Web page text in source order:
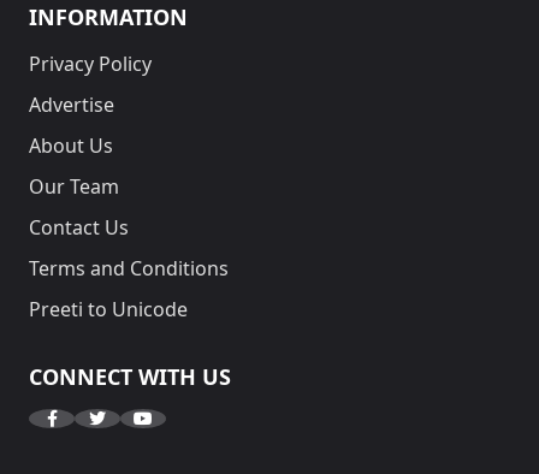
INFORMATION
Privacy Policy
Advertise
About Us
Our Team
Contact Us
Terms and Conditions
Preeti to Unicode
CONNECT WITH US